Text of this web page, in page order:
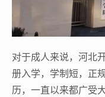
对于成人来说，河北
册入学，学制短，正
历，一直以来都广受